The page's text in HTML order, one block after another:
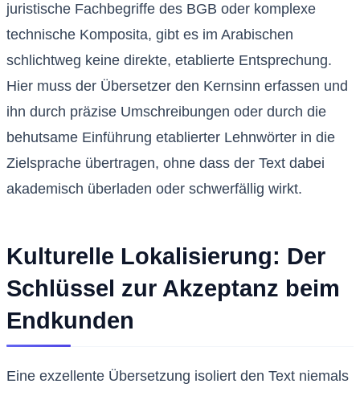
juristische Fachbegriffe des BGB oder komplexe
technische Komposita, gibt es im Arabischen
schlichtweg keine direkte, etablierte Entsprechung.
Hier muss der Übersetzer den Kernsinn erfassen und
ihn durch präzise Umschreibungen oder durch die
behutsame Einführung etablierter Lehnwörter in die
Zielsprache übertragen, ohne dass der Text dabei
akademisch überladen oder schwerfällig wirkt.
Kulturelle Lokalisierung: Der
Schlüssel zur Akzeptanz beim
Endkunden
Eine exzellente Übersetzung isoliert den Text niemals